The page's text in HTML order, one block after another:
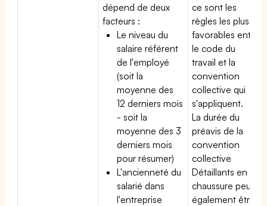
dépend de deux
facteurs :
Le niveau du
salaire référent
de l'employé
(soit la
moyenne des
12 derniers mois
- soit la
moyenne des 3
derniers mois
pour résumer)
L'ancienneté du
salarié dans
l'entreprise
ce sont les
règles les plus
favorables entre
le code du
travail et la
convention
collective qui
s'appliquent.
La durée du
préavis de la
convention
collective
Détaillants en
chaussure peut
également être